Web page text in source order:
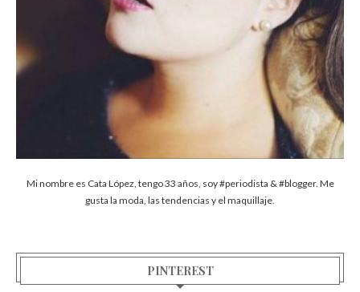
Mi nombre es Cata López, tengo 33 años, soy #periodista & #blogger. Me
gusta la moda, las tendencias y el maquillaje.
PINTEREST